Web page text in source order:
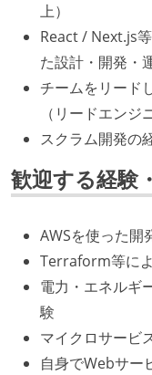
上）
React / Next.js
た設計・開発・
チームをリード
（リードエンジ
スクラム開発の
歓迎する経験
AWSを使った開
Terraform等に
電力・エネルギ
験
マイクロサービ
自身でWebサー